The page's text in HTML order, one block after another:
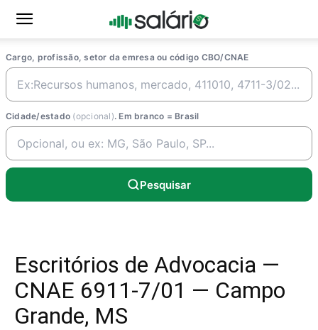
Cargo, profissão, setor da emresa ou código CBO/CNAE
Cidade/estado (opcional). Em branco = Brasil
Pesquisar
Escritórios de Advocacia —
CNAE 6911-7/01 — Campo
Grande, MS